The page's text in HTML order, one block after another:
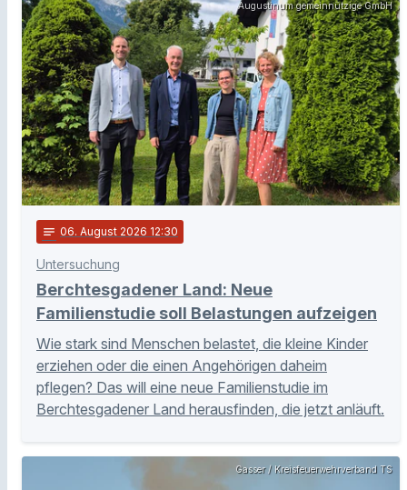
Augustinum gemeinnützige GmbH
notes 06. August 2026 12:30
Untersuchung
Berchtesgadener Land: Neue
Familienstudie soll Belastungen aufzeigen
Wie stark sind Menschen belastet, die kleine Kinder
erziehen oder die einen Angehörigen daheim
pflegen? Das will eine neue Familienstudie im
Berchtesgadener Land herausfinden, die jetzt anläuft.
Gasser / Kreisfeuerwehrverband TS